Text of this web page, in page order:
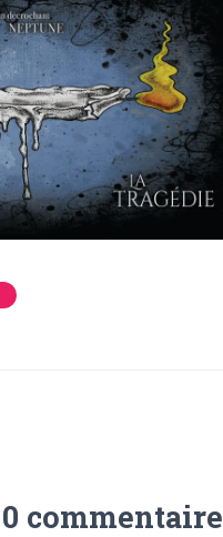
0 commentaire